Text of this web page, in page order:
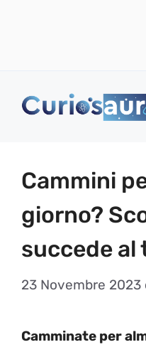
Cammini
giorno?
succede al
23 Novembre 2023
Camminate per